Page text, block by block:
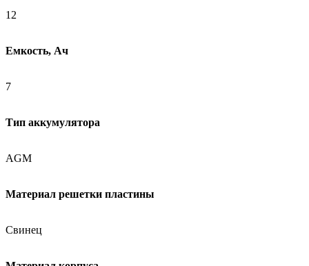
12
Емкость, Ач
7
Тип аккумулятора
AGM
Материал решетки пластины
Свинец